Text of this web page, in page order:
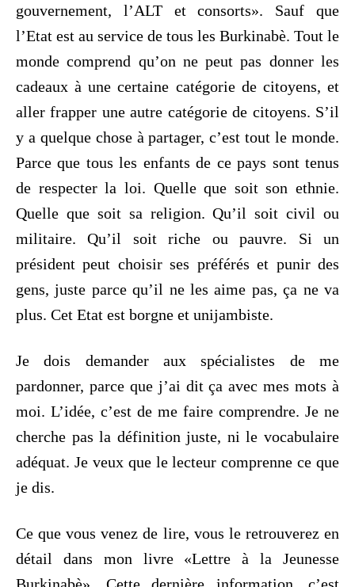
gouvernement, l’ALT et consorts». Sauf que
l’Etat est au service de tous les Burkinabè. Tout le
monde comprend qu’on ne peut pas donner les
cadeaux à une certaine catégorie de citoyens, et
aller frapper une autre catégorie de citoyens. S’il
y a quelque chose à partager, c’est tout le monde.
Parce que tous les enfants de ce pays sont tenus
de respecter la loi. Quelle que soit son ethnie.
Quelle que soit sa religion. Qu’il soit civil ou
militaire. Qu’il soit riche ou pauvre. Si un
président peut choisir ses préférés et punir des
gens, juste parce qu’il ne les aime pas, ça ne va
plus. Cet Etat est borgne et unijambiste.
Je dois demander aux spécialistes de me
pardonner, parce que j’ai dit ça avec mes mots à
moi. L’idée, c’est de me faire comprendre. Je ne
cherche pas la définition juste, ni le vocabulaire
adéquat. Je veux que le lecteur comprenne ce que
je dis.
Ce que vous venez de lire, vous le retrouverez en
détail dans mon livre «Lettre à la Jeunesse